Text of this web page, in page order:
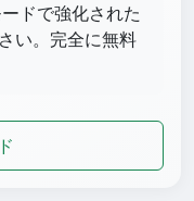
ドで強化された
い。完全に無料